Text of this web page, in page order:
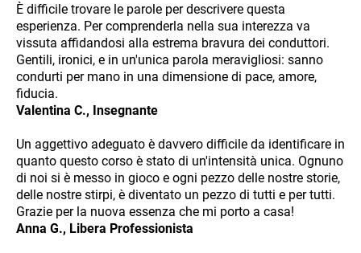
È difficile trovare le parole per descrivere questa
esperienza. Per comprenderla nella sua interezza va
vissuta affidandosi alla estrema bravura dei conduttori.
Gentili, ironici, e in un'unica parola meravigliosi: sanno
condurti per mano in una dimensione di pace, amore,
fiducia.
Valentina C., Insegnante
Un aggettivo adeguato è davvero difficile da identificare in
quanto questo corso è stato di un'intensità unica. Ognuno
di noi si è messo in gioco e ogni pezzo delle nostre storie,
delle nostre stirpi, è diventato un pezzo di tutti e per tutti.
Grazie per la nuova essenza che mi porto a casa!
Anna G., Libera Professionista